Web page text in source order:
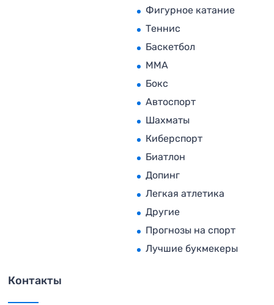
Фигурное катание
Теннис
Баскетбол
MMA
Бокс
Автоспорт
Шахматы
Киберспорт
Биатлон
Допинг
Легкая атлетика
Другие
Прогнозы на спорт
Лучшие букмекеры
Контакты